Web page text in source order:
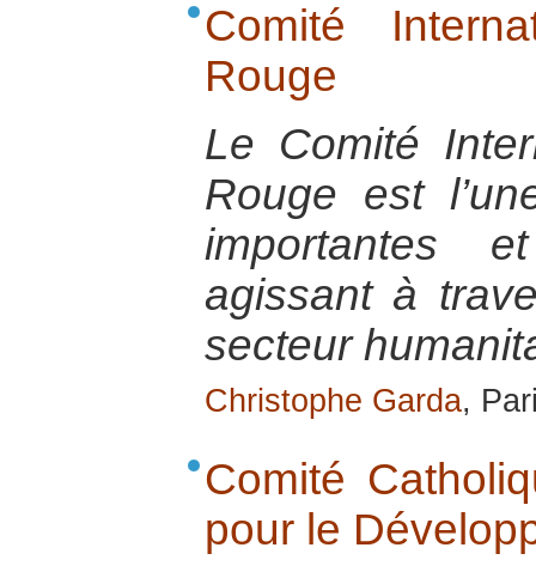
Comité
Rouge
Le Comité
Rouge est
importantes
agissant à
secteur
Christophe Garda,
Comité
pour le